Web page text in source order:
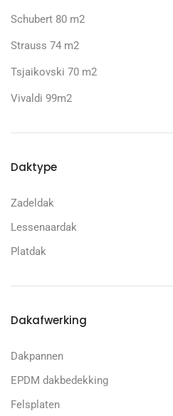
Schubert 80 m2
Strauss 74 m2
Tsjaikovski 70 m2
Vivaldi 99m2
Daktype
Zadeldak
Lessenaardak
Platdak
Dakafwerking
Dakpannen
EPDM dakbedekking
Felsplaten